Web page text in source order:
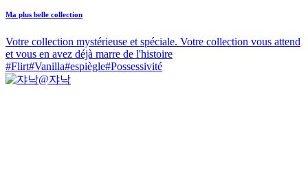
Ma plus belle collection
Votre collection mystérieuse et spéciale. Votre collection vous attend
et vous en avez déjà marre de l'histoire
#Flirt#Vanilla#espiègle#Possessivité
@쟈낙